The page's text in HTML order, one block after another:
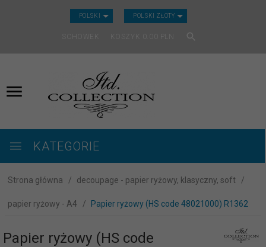
POLSKI CURRENCY_H
POLSKI ZŁOTY
SCHOWEK KOSZYK
KATEGORIE
Strona główna decoupage - papier ryżowy, klasyczny, soft
papier ryżowy - A4 Papier ryżowy (HS code 48021000) R1362
Papier ryżowy (HS code